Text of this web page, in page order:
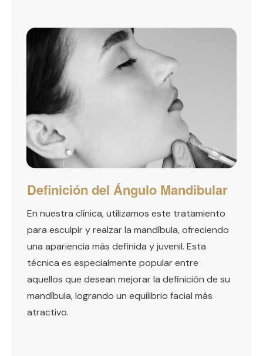
Definición del Ángulo Mandibular
En nuestra clínica, utilizamos este tratamiento
para esculpir y realzar la mandíbula, ofreciendo
una apariencia más definida y juvenil. Esta
técnica es especialmente popular entre
aquellos que desean mejorar la definición de su
mandíbula, logrando un equilibrio facial más
atractivo.